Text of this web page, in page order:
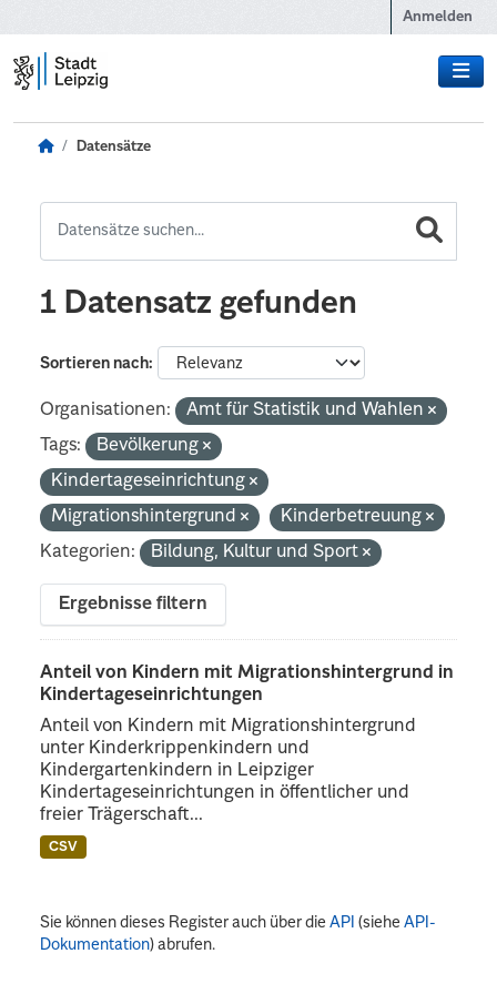
Anmelden
Datensätze
1 Datensatz gefunden
Sortieren nach
Organisationen:
Amt für Statistik und Wahlen
Tags:
Bevölkerung
Kindertageseinrichtung
Migrationshintergrund
Kinderbetreuung
Kategorien:
Bildung, Kultur und Sport
Ergebnisse filtern
Anteil von Kindern mit Migrationshintergrund in
Kindertageseinrichtungen
Anteil von Kindern mit Migrationshintergrund
unter Kinderkrippenkindern und
Kindergartenkindern in Leipziger
Kindertageseinrichtungen in öffentlicher und
freier Trägerschaft...
CSV
Sie können dieses Register auch über dieAPI (sieheAPI-
Dokumentation) abrufen.